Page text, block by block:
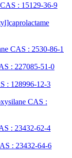
: 15129-36-9
CAS : 2530-86-1
: 227085-51-0
: 128996-12-3
CAS :
: 23432-62-4
: 23432-64-6